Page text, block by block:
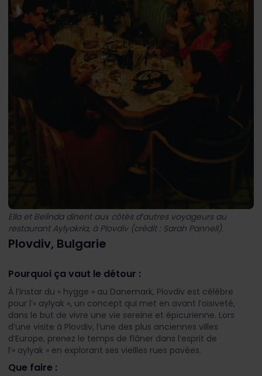
Ella et Belinda dînent aux côtés d’autres voyageurs au
restaurant Aylyakria, à Plovdiv (crédit : Sarah Pannell).
Plovdiv, Bulgarie
Pourquoi ça vaut le détour :
À l’instar du « hygge » au Danemark, Plovdiv est célèbre
pour l’« aylyak », un concept qui met en avant l’oisiveté,
dans le but de vivre une vie sereine et épicurienne. Lors
d’une visite à Plovdiv, l’une des plus anciennes villes
d’Europe, prenez le temps de flâner dans l’esprit de
l’« aylyak » en explorant ses vieilles rues pavées.
Que faire :